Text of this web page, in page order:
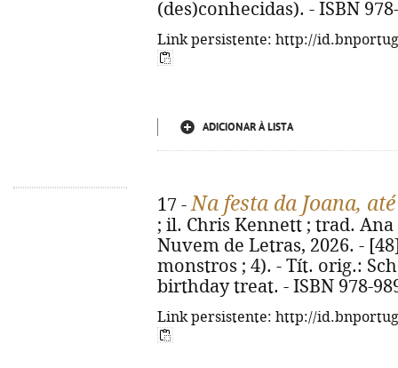
(des)conhecidas). - ISBN
Link persistente: http://
ADICIONAR À LISTA
17 -Na festa da Joana,
; il. Chris Kennett ; trad. Ana
Nuvem de Letras, 2026. -
monstros ; 4). - Tít. orig.:
birthday treat. - ISBN 978-
Link persistente: http://